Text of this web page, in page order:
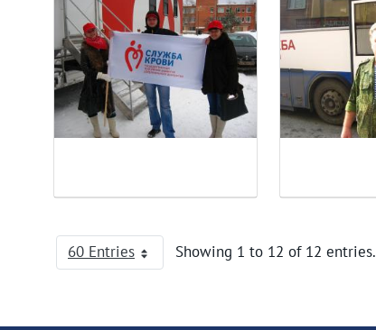
60 Entries
Per Page Showing 1 to 12 of 12 entries.